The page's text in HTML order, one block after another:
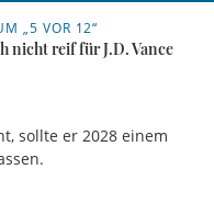
„5 VOR 12“
nicht reif für J.D. Vance
sollte er 2028 einem